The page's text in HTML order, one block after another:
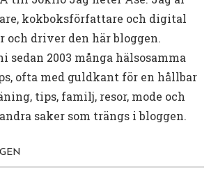
kokboksförfattare och digital
och driver den här bloggen.
sedan 2003 många hälsosamma
ofta med guldkant för en hållbar
tips, familj, resor, mode och
saker som trängs i bloggen.